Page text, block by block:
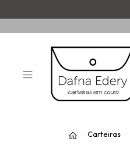
Carteiras